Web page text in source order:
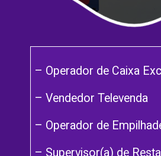
– Operador de Caixa
– Vendedor Televenda
– Operador de
– Supervisor(a) de